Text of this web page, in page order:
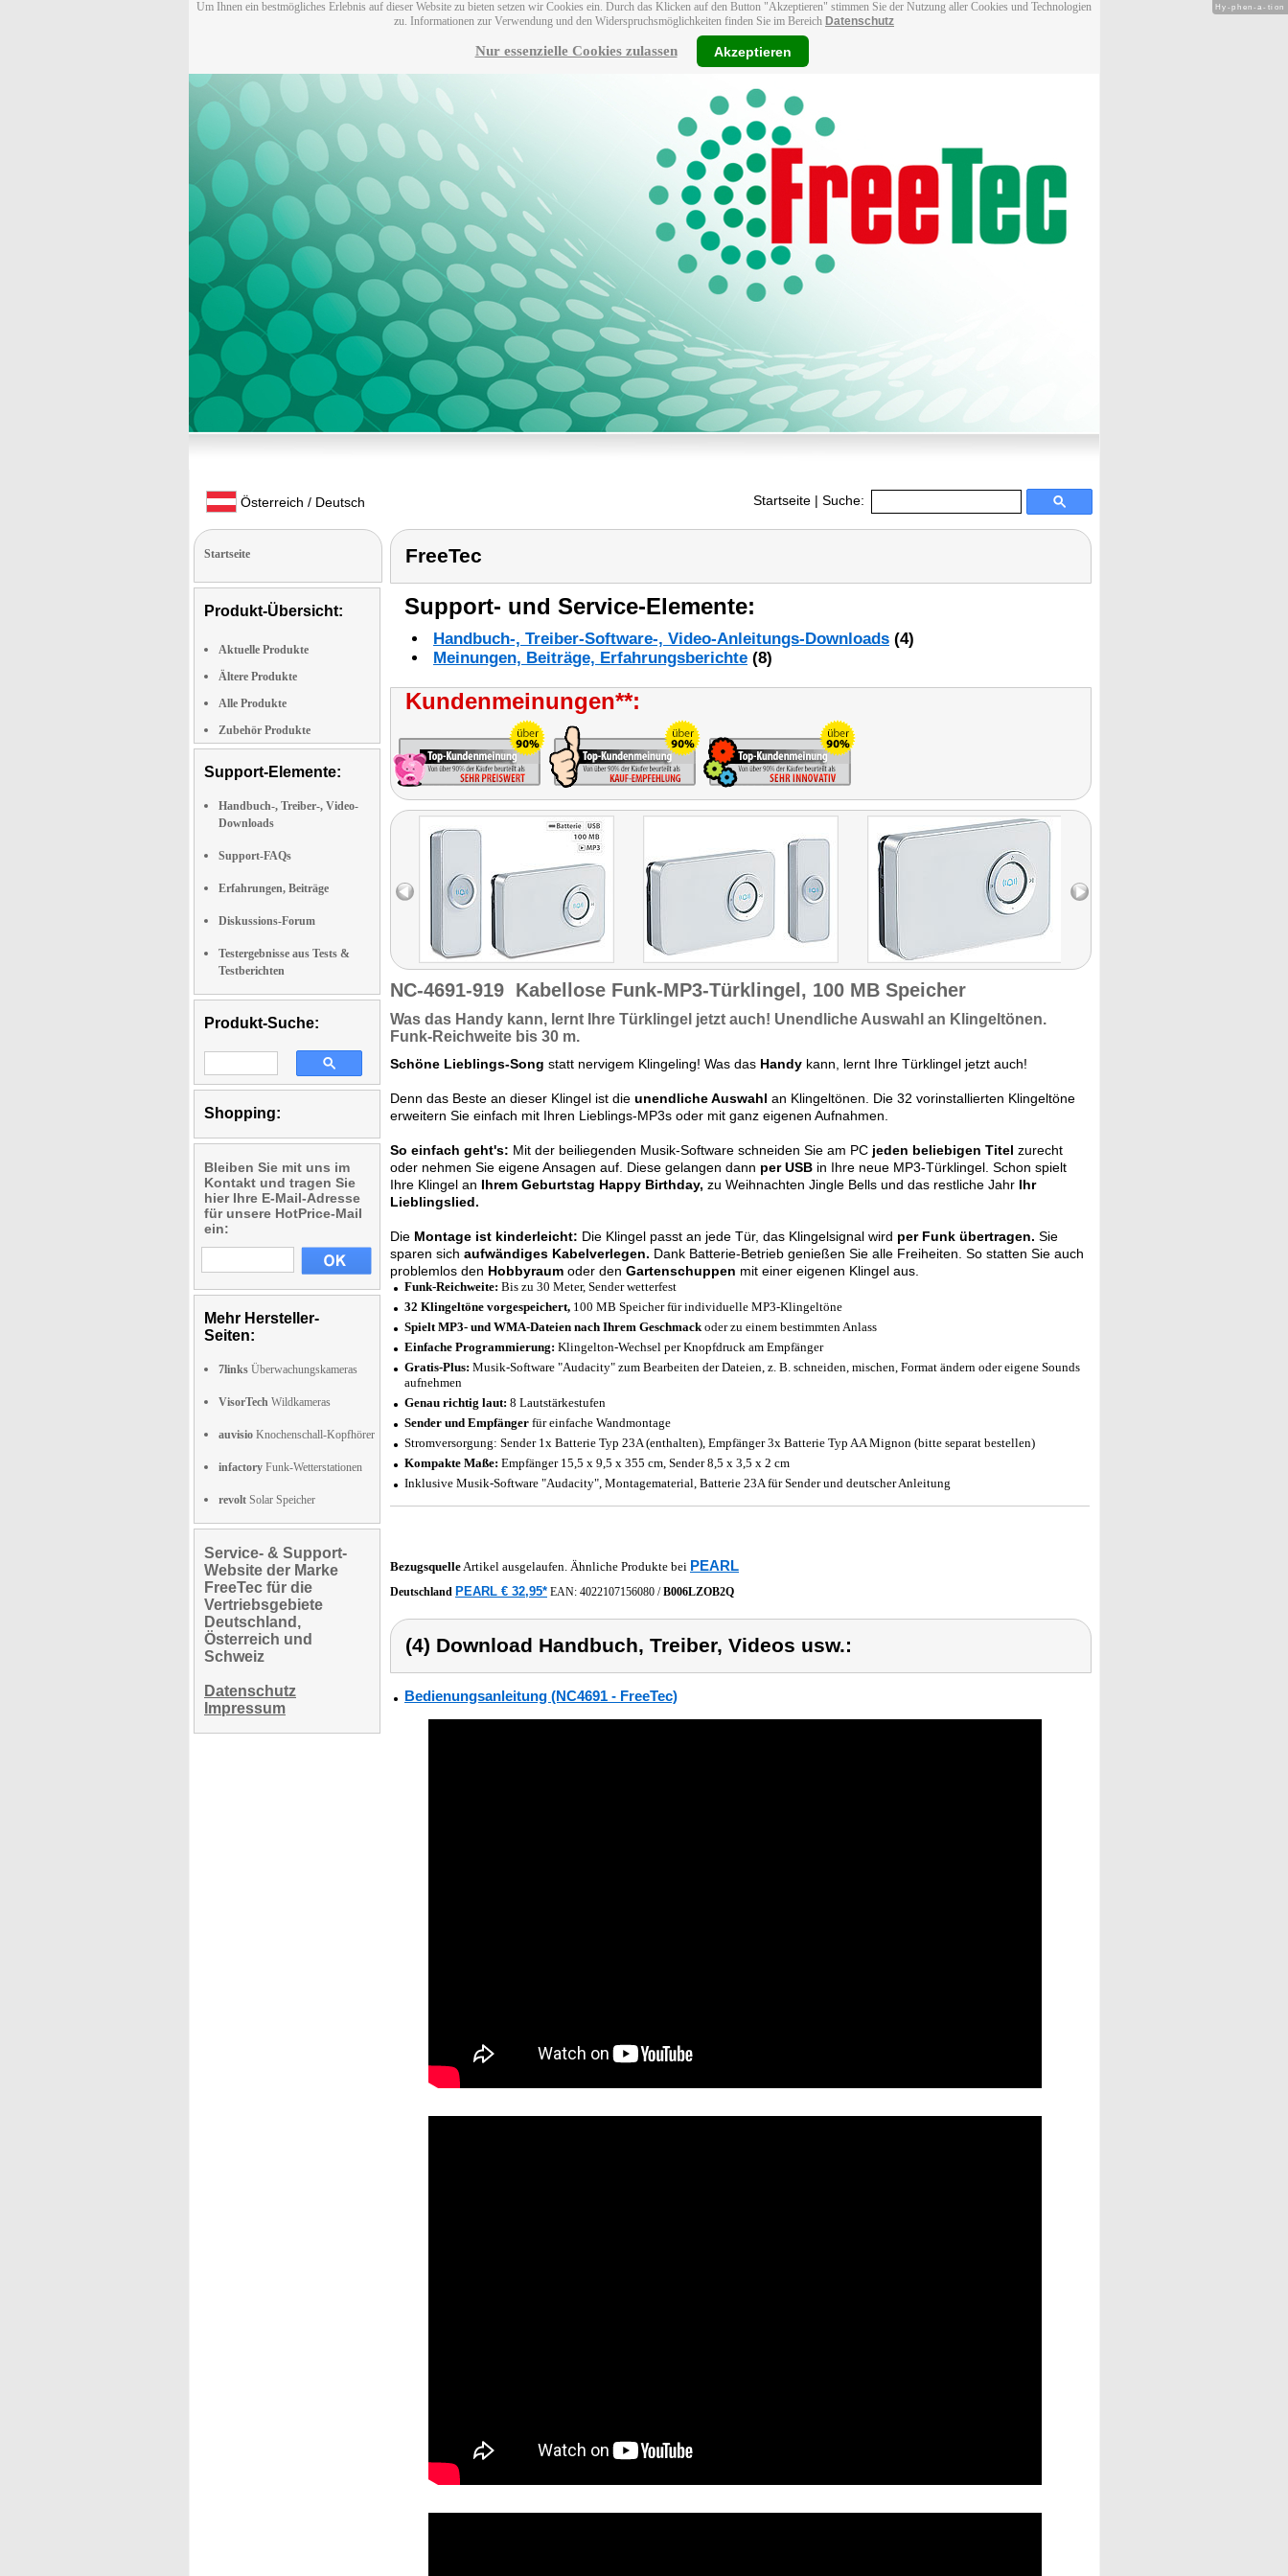
Um Ihnen ein bestmögliches Erlebnis auf dieser Website zu bieten setzen wir Cookies ein. Durch das Klicken auf den Button "Akzeptieren" stimmen Sie der Nutzung aller Cookies und Technologien
zu. Informationen zur Verwendung und den Widerspruchsmöglichkeiten finden Sie im Bereich Datenschutz
Nur essenzielle Cookies zulassen Akzeptieren
Österreich / Deutsch Startseite | Suche:
Startseite
Produkt-Übersicht:
Aktuelle Produkte
Ältere Produkte
Alle Produkte
Zubehör Produkte
Support-Elemente:
Handbuch-, Treiber-, Video-
Downloads
Support-FAQs
Erfahrungen, Beiträge
Diskussions-Forum
Testergebnisse aus Tests &
Testberichten
Produkt-Suche:
Shopping:
Bleiben Sie mit uns im
Kontakt und tragen Sie
hier Ihre E-Mail-Adresse
für unsere HotPrice-Mail
ein:
Mehr Hersteller-
Seiten:
7links Überwachungskameras
VisorTech Wildkameras
auvisio Knochenschall-Kopfhörer
infactory Funk-Wetterstationen
revolt Solar Speicher
Service- & Support-
Website der Marke
FreeTec für die
Vertriebsgebiete
Deutschland,
Österreich und
Schweiz
Datenschutz
Impressum
FreeTec
Support- und Service-Elemente:
Handbuch-, Treiber-Software-, Video-Anleitungs-Downloads (4)
Meinungen, Beiträge, Erfahrungsberichte (8)
Kundenmeinungen**:
NC-4691-919 Kabellose Funk-MP3-Türklingel, 100 MB Speicher
Was das Handy kann, lernt Ihre Türklingel jetzt auch! Unendliche Auswahl an Klingeltönen.
Funk-Reichweite bis 30 m.
Schöne Lieblings-Song statt nervigem Klingeling! Was das Handy kann, lernt Ihre Türklingel jetzt auch!
Denn das Beste an dieser Klingel ist die unendliche Auswahl an Klingeltönen. Die 32 vorinstallierten Klingeltöne
erweitern Sie einfach mit Ihren Lieblings-MP3s oder mit ganz eigenen Aufnahmen.
So einfach geht's: Mit der beiliegenden Musik-Software schneiden Sie am PC jeden beliebigen Titel zurecht
oder nehmen Sie eigene Ansagen auf. Diese gelangen dann per USB in Ihre neue MP3-Türklingel. Schon spielt
Ihre Klingel an Ihrem Geburtstag Happy Birthday, zu Weihnachten Jingle Bells und das restliche Jahr Ihr
Lieblingslied.
Die Montage ist kinderleicht: Die Klingel passt an jede Tür, das Klingelsignal wird per Funk übertragen. Sie
sparen sich aufwändiges Kabelverlegen. Dank Batterie-Betrieb genießen Sie alle Freiheiten. So statten Sie auch
problemlos den Hobbyraum oder den Gartenschuppen mit einer eigenen Klingel aus.
Funk-Reichweite: Bis zu 30 Meter, Sender wetterfest
32 Klingeltöne vorgespeichert, 100 MB Speicher für individuelle MP3-Klingeltöne
Spielt MP3- und WMA-Dateien nach Ihrem Geschmackoder zu einem bestimmten Anlass
Einfache Programmierung: Klingelton-Wechsel per Knopfdruck am Empfänger
Gratis-Plus: Musik-Software "Audacity" zum Bearbeiten der Dateien, z. B. schneiden, mischen, Format ändern oder eigene Sounds
aufnehmen
Genau richtig laut: 8 Lautstärkestufen
Sender und Empfänger für einfache Wandmontage
Stromversorgung: Sender 1x Batterie Typ 23A (enthalten), Empfänger 3x Batterie Typ AA Mignon (bitte separat bestellen)
Kompakte Maße: Empfänger 15,5 x 9,5 x 355 cm, Sender 8,5 x 3,5 x 2 cm
Inklusive Musik-Software "Audacity", Montagematerial, Batterie 23A für Sender und deutscher Anleitung
BezugsquelleArtikel ausgelaufen. Ähnliche Produkte bei PEARL
Deutschland PEARL € 32,95* EAN: 4022107156080 /B006LZOB2Q
(4) Download Handbuch, Treiber, Videos usw.:
Bedienungsanleitung (NC4691 - FreeTec)
Hy-phen-a-tion